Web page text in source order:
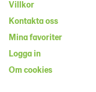
Villkor
Kontakta oss
Mina favoriter
Logga in
Om cookies